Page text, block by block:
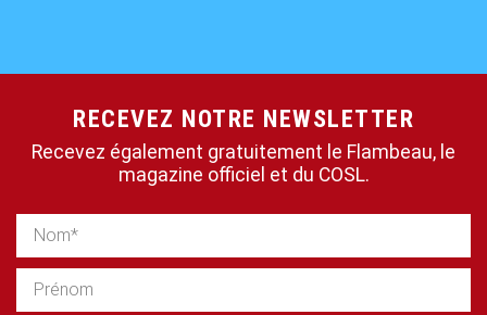
RECEVEZ NOTRE NEWSLETTER
Recevez également gratuitement le Flambeau, le
magazine officiel et du COSL.